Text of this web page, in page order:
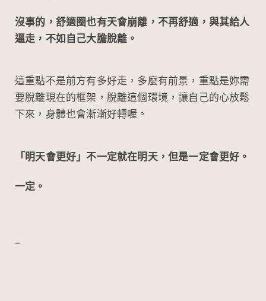
沒事的，舒適圈也有天會崩離，不再舒適，與其給人
逼走，不如自己大膽脫離。
這重點不是前方有多好走，多麼有前景，重點是妳需
要脫離現在的框架，脫離這個環境，讓自己的心放鬆
下來，身體也會漸漸好轉喔。
「明天會更好」不一定就在明天，但是一定會更好。
一定。
–